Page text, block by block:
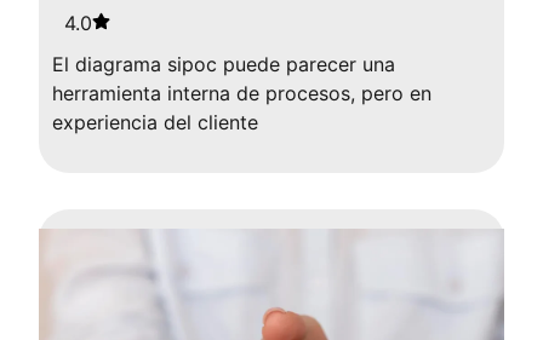
4.0
El diagrama sipoc puede parecer una
herramienta interna de procesos, pero en
experiencia del cliente